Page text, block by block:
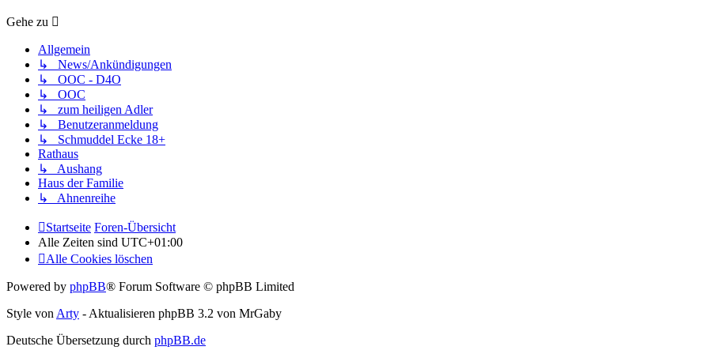
Gehe zu
Allgemein
↳ News/Ankündigungen
↳ OOC - D4O
↳ OOC
↳ zum heiligen Adler
↳ Benutzeranmeldung
↳ Schmuddel Ecke 18+
Rathaus
↳ Aushang
Haus der Familie
↳ Ahnenreihe
Startseite Foren-Übersicht
Alle Zeiten sind UTC+01:00
Alle Cookies löschen
Powered by phpBB® Forum Software © phpBB Limited
Style vonArty - Aktualisieren phpBB 3.2 von MrGaby
Deutsche Übersetzung durch phpBB.de